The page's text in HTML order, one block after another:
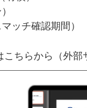
ッチ確認期間）
ちらから（外部